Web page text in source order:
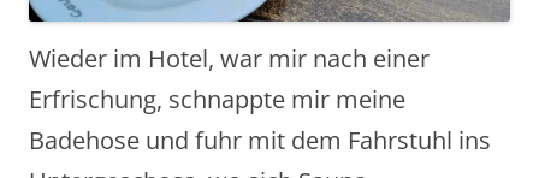
Wieder im Hotel, war mir nach einer
Erfrischung, schnappte mir meine
Badehose und fuhr mit dem Fahrstuhl ins